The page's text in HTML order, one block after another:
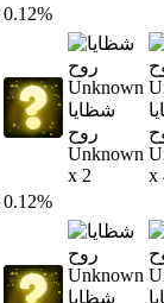
0.12%
شظايا
روح
Unknown
x 2
x
0.12%
شظايا